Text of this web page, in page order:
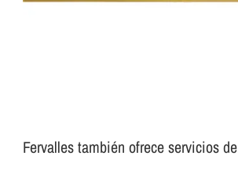
Fervalles también ofrece servicios de